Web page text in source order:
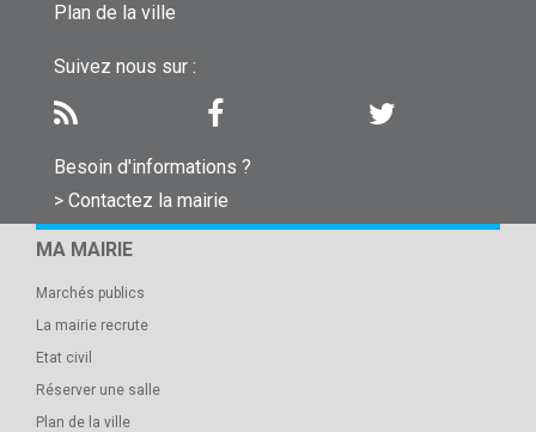
Plan de la ville
Suivez nous sur :
Besoin d'informations ?
> Contactez la mairie
MA MAIRIE
Marchés publics
La mairie recrute
Etat civil
Réserver une salle
Plan de la ville